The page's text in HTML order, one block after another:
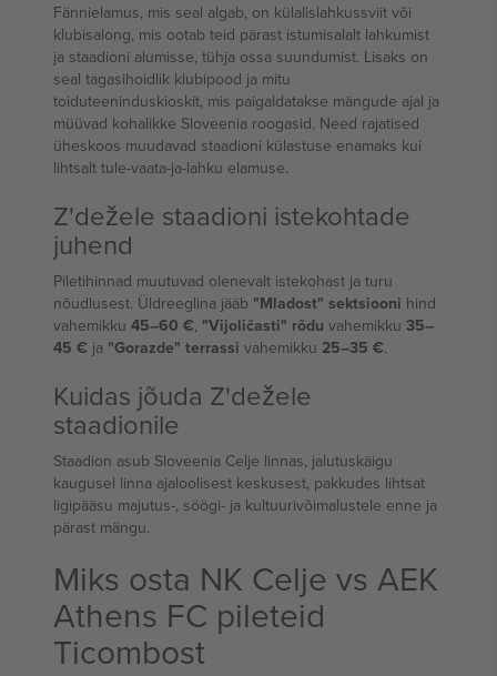
Fännielamus, mis seal algab, on külalislahkussviit või
klubisalong, mis ootab teid pärast istumisalalt lahkumist
ja staadioni alumisse, tühja ossa suundumist. Lisaks on
seal tagasihoidlik klubipood ja mitu
toiduteeninduskioskit, mis paigaldatakse mängude ajal ja
müüvad kohalikke Sloveenia roogasid. Need rajatised
üheskoos muudavad staadioni külastuse enamaks kui
lihtsalt tule-vaata-ja-lahku elamuse.
Z'dežele staadioni istekohtade
juhend
Piletihinnad muutuvad olenevalt istekohast ja turu
nõudlusest. Üldreeglina jääb "Mladost" sektsiooni hind
vahemikku 45–60 €, "Vijoličasti" rõdu vahemikku 35–
45 € ja "Gorazde" terrassi vahemikku 25–35 €.
Kuidas jõuda Z'dežele
staadionile
Staadion asub Sloveenia Celje linnas, jalutuskäigu
kaugusel linna ajaloolisest keskusest, pakkudes lihtsat
ligipääsu majutus-, söögi- ja kultuurivõimalustele enne ja
pärast mängu.
Miks osta NK Celje vs AEK
Athens FC pileteid
Ticombost